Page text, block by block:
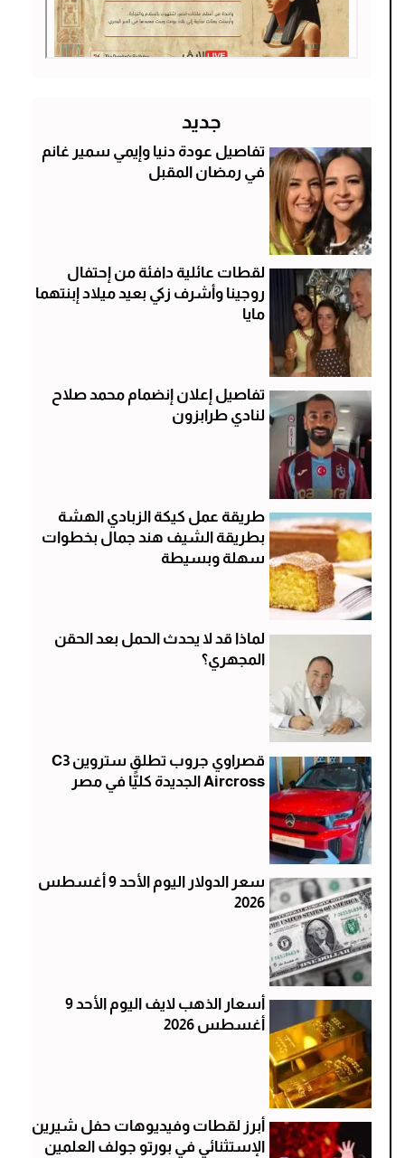
جديد
تفاصيل عودة دنيا وإيمي سمير غانم
في رمضان المقبل
لقطات عائلية دافئة من إحتفال
روجينا وأشرف زكي بعيد ميلاد إبنتهما
مايا
تفاصيل إعلان إنضمام محمد صلاح
لنادي طرابزون
طريقة عمل كيكة الزبادي الهشة
بطريقة الشيف هند جمال بخطوات
سهلة وبسيطة
لماذا قد لا يحدث الحمل بعد الحقن
المجهري؟
قصراوي جروب تطلق ستروين C3
Aircross الجديدة كليًّا في مصر
سعر الدولار اليوم الأحد 9 أغسطس
2026
أسعار الذهب لايف اليوم الأحد 9
أغسطس 2026
أبرز لقطات وفيديوهات حفل شيرين
الإستثنائي في بورتو جولف العلمين